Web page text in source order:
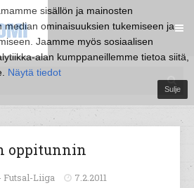
sisällön ja mainosten
median ominaisuuksien tukemiseen ja
Jaamme myös sosiaalisen
alan kumppaneillemme tietoa siitä,
Näytä tiedot
Sulje
oppitunnin
Futsal-Liiga 7.2.2011